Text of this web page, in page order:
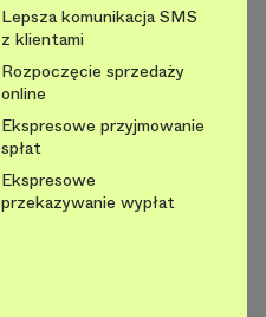
Lepsza komunikacja SMS
z klientami
Rozpoczęcie sprzedaży
online
Ekspresowe przyjmowanie
spłat
Ekspresowe
przekazywanie wypłat